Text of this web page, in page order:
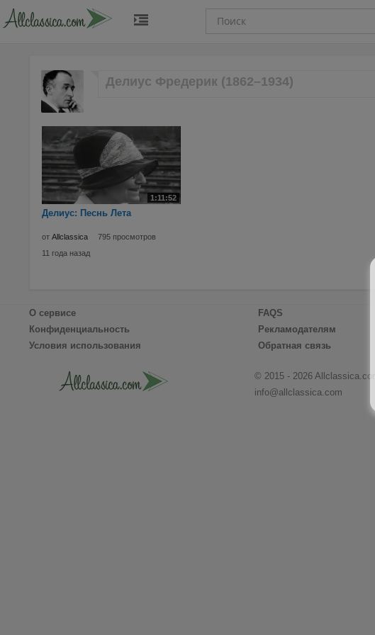
Делиус Фредерик (1862–1934)
1:11:52
Делиус: Песнь Лета
от Allclassica
795 просмотров
11 года назад
О сервисе
Конфиденциальность
Условия использования
FAQS
Рекламодателям
Обратная связь
© 2015 - 2026 Allclassica.com
info@allclassica.com